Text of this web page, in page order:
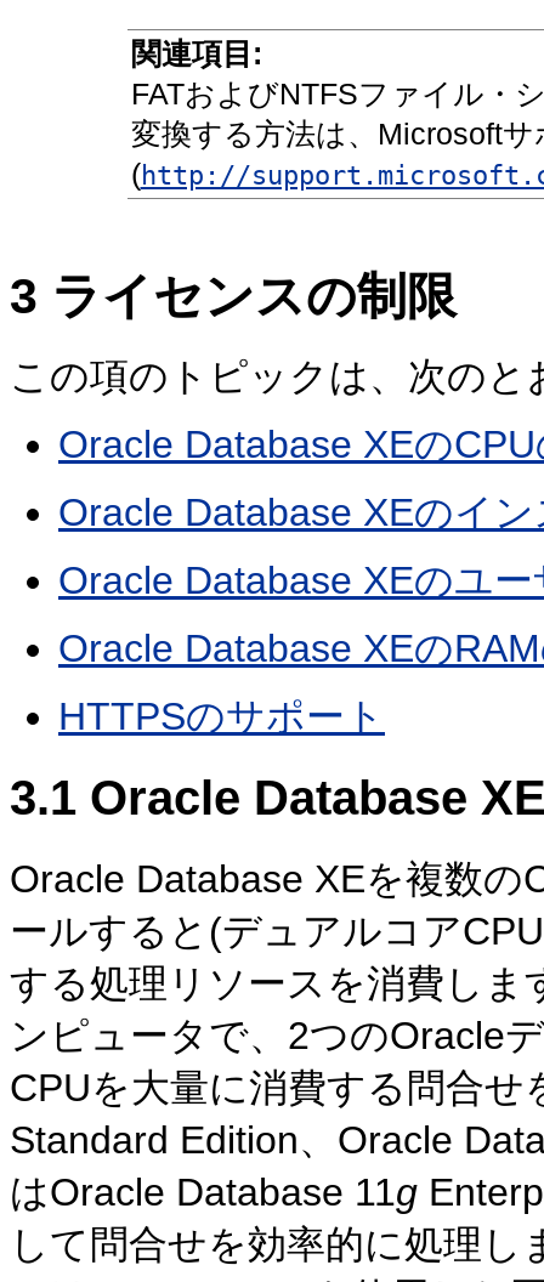
関連項目:
FATおよびNTFSファイル・
変換する方法は、Microsoft
(http://
3 ライセンスの制限
この項のトピックは、次のと
Oracle Database XEの
Oracle Database XEのイ
Oracle Database XEのユ
Oracle Database XEの
HTTPSのサポート
3.1 Oracle Database
Oracle Database XEを複数
ールすると(デュアルコア
する処理リソースを消費し
ンピュータで、2つのOracle
CPUを大量に消費する問合
Standard Edition、Oracle
はOracle Database 11g
して問合せを効率的に処理